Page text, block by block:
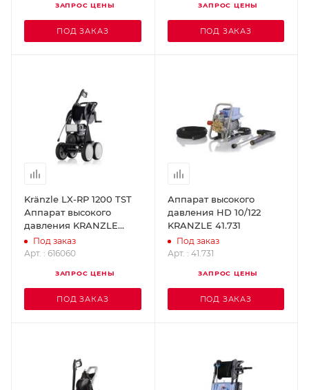
ЗАПРОС ЦЕНЫ
ПОД ЗАКАЗ
ЗАПРОС ЦЕНЫ
ПОД ЗАКАЗ
Kränzle LX-RP 1200 TST
Аппарат высокого
давления KRANZLE
616060
Под заказ
Арт. : 616060
ЗАПРОС ЦЕНЫ
ПОД ЗАКАЗ
Аппарат высокого
давления HD 10/122
KRANZLE 41.731
Под заказ
Арт. : 41.731
ЗАПРОС ЦЕНЫ
ПОД ЗАКАЗ